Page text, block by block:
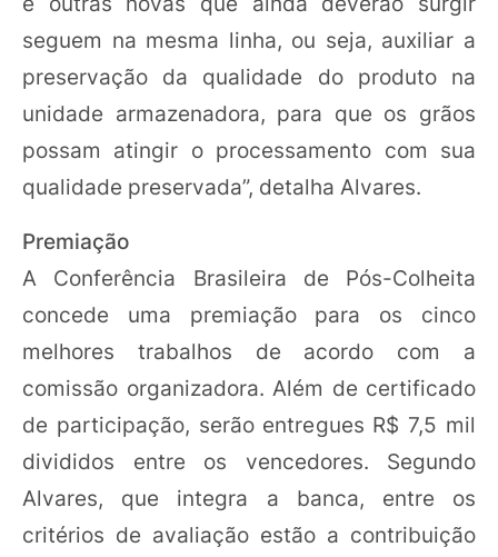
seguem na mesma linha, ou seja, auxiliar a
preservação da qualidade do produto na
unidade armazenadora, para que os grãos
possam atingir o processamento com sua
qualidade preservada”, detalha Alvares.
Premiação
A Conferência Brasileira de Pós-Colheita
concede uma premiação para os cinco
melhores trabalhos de acordo com a
comissão organizadora. Além de certificado
de participação, serão entregues R$ 7,5 mil
divididos entre os vencedores. Segundo
Alvares, que integra a banca, entre os
critérios de avaliação estão a contribuição